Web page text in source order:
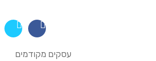
עסקים מקודמים